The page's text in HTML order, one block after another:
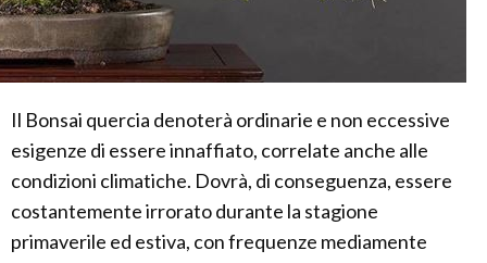
Il Bonsai quercia denoterà ordinarie e non eccessive
esigenze di essere innaffiato, correlate anche alle
condizioni climatiche. Dovrà, di conseguenza, essere
costantemente irrorato durante la stagione
primaverile ed estiva, con frequenze mediamente